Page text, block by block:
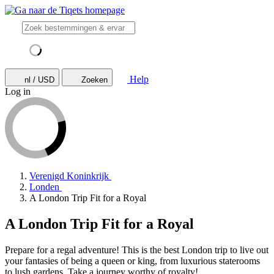
nl / USD Zoeken
Help
Log in
Verenigd Koninkrijk
Londen
A London Trip Fit for a Royal
A London Trip Fit for a Royal
Prepare for a regal adventure! This is the best London trip to live out
your fantasies of being a queen or king, from luxurious staterooms
to lush gardens. Take a journey worthy of royalty!